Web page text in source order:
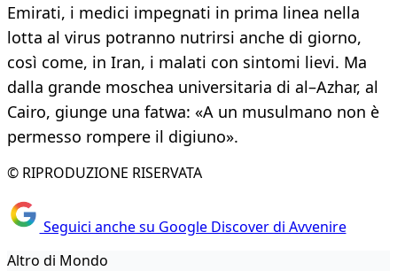
Emirati, i medici impegnati in prima linea nella
lotta al virus potranno nutrirsi anche di giorno,
così come, in Iran, i malati con sintomi lievi. Ma
dalla grande moschea universitaria di al–Azhar, al
Cairo, giunge una fatwa: «A un musulmano non è
permesso rompere il digiuno».
© RIPRODUZIONE RISERVATA
Seguici anche su Google Discover di Avvenire
Altro di Mondo